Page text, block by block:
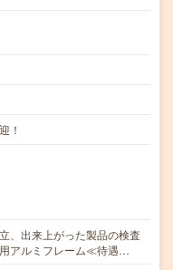
！
、出来上がった製品の検査
アルミフレーム≪待遇…